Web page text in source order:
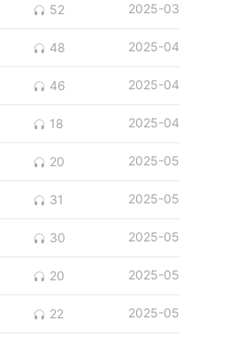
52 2025-03
48 2025-04
46 2025-04
18 2025-04
20 2025-05
31 2025-05
30 2025-05
20 2025-05
22 2025-05